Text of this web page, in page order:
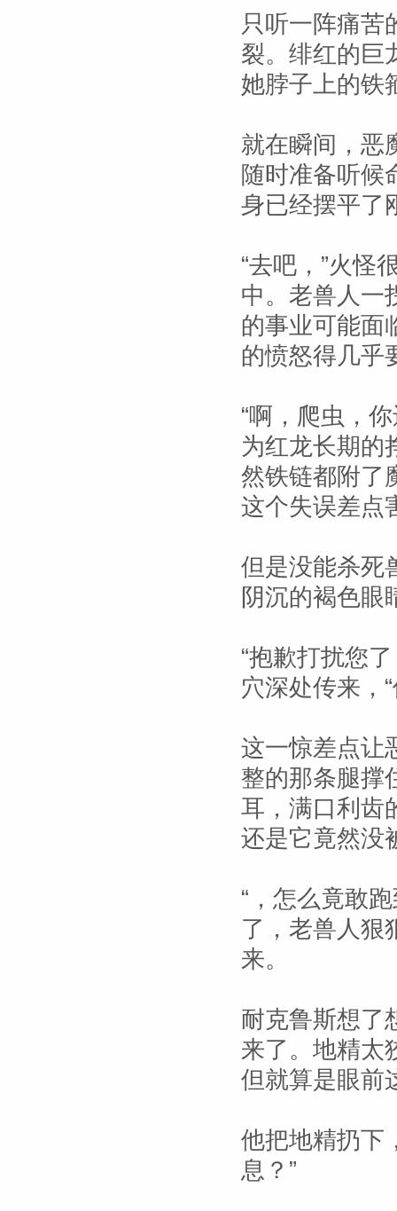
只听一阵痛苦
裂。绯红的巨
她脖子上的铁
就在瞬间，恶
随时准备听候
身已经摆平了
“去吧，”火怪
中。老兽人一
的事业可能面
的愤怒得几乎
“啊，爬虫，
为红龙长期的
然铁链都附了
这个失误差点
但是没能杀死
阴沉的褐色眼
“抱歉打扰您
穴深处传来，
这一惊差点让
整的那条腿撑
耳，满口利齿
还是它竟然没
“，怎么竟敢
了，老兽人狠
来。
耐克鲁斯想了
来了。地精太
但就算是眼前
他把地精扔下
息？”